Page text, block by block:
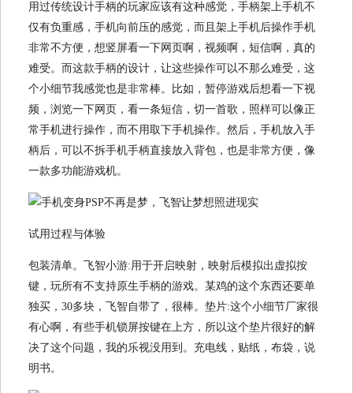
用过传统设计手柄的玩家应该有这种感觉，手柄架上手机不
仅有负重感，手机向前压的感觉，而且架上手机后操作手机
非常不方便，想竖屏看一下网页啊，视频啊，短信啊，真的
难受。而这款手柄的设计，让这些操作可以不那么难受，这
个小细节我感觉也是非常棒。比如，暂停游戏后想看一下视
频，浏览一下网页，看一条短信，切一首歌，照样可以像正
常手机进行操作，而不用取下手机操作。然后，手机放入手
柄后，可以不拆手机手柄直接放入背包，也是非常方便，像
一款多功能游戏机。
试用过程与体验
包装清单。飞智小游:用于开启映射，映射后模拟出虚拟按
键，玩所有不支持原生手柄的游戏。某鸡的这个东西还要单
独买，30多块，飞智自带了，很棒。垫片:这个小细节厂家很
有心啊，有些手机锁屏按键在上方，所以这个垫片很好的解
决了这个问题，我的乐视没用到。充电线，贴纸，布袋，说
明书。